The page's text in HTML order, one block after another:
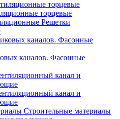
торцевые
Решетки
каналов. Фасонные
канал и
канал и
Строительные материалы